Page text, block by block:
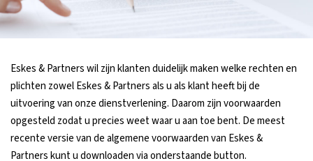
Eskes & Partners wil zijn klanten duidelijk maken welke rechten en
plichten zowel Eskes & Partners als u als klant heeft bij de
uitvoering van onze dienstverlening. Daarom zijn voorwaarden
opgesteld zodat u precies weet waar u aan toe bent. De meest
recente versie van de algemene voorwaarden van Eskes &
Partners kunt u downloaden via onderstaande button.